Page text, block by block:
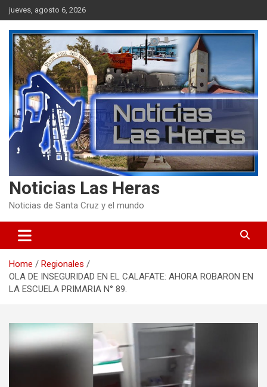
Skip
to
content
jueves, agosto 6, 2026
Noticias Las Heras
Noticias de Santa Cruz y el mundo
Home
Regionales
OLA DE INSEGURIDAD EN EL CALAFATE: AHORA ROBARON EN
LA ESCUELA PRIMARIA N° 89.